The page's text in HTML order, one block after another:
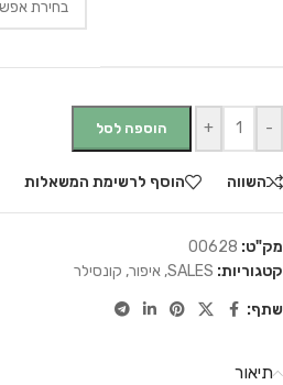
-
+ הוספה לסל
השווה הוסף לרשימת המשאלות
מק"ט: 00628
קטגוריות: SALES
, איפור, קונסילר
שתף:
תיאור